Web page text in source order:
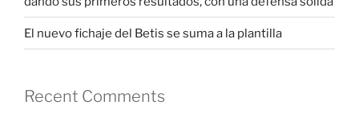
El nuevo fichaje del Betis se suma a la plantilla
Recent Comments